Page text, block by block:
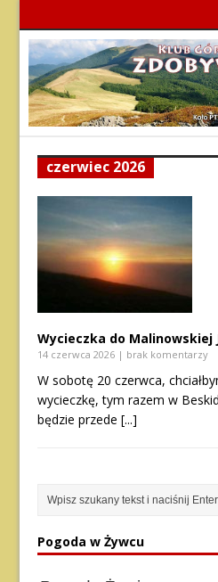
czerwiec 2026
Wycieczka do Malinowskiej
14 czerwca 2026 | brak komentarzy
W sobotę 20 czerwca,
wycieczkę, tym razem w
będzie przede[...]
Pogoda w Żywcu